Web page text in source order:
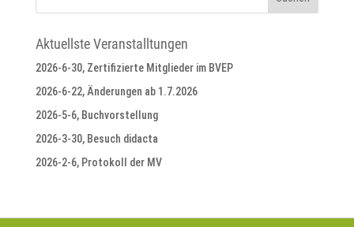
Aktuellste Veranstalltungen
2026-6-30, Zertifizierte Mitglieder im BVEP
2026-6-22, Änderungen ab 1.7.2026
2026-5-6, Buchvorstellung
2026-3-30, Besuch didacta
2026-2-6, Protokoll der MV